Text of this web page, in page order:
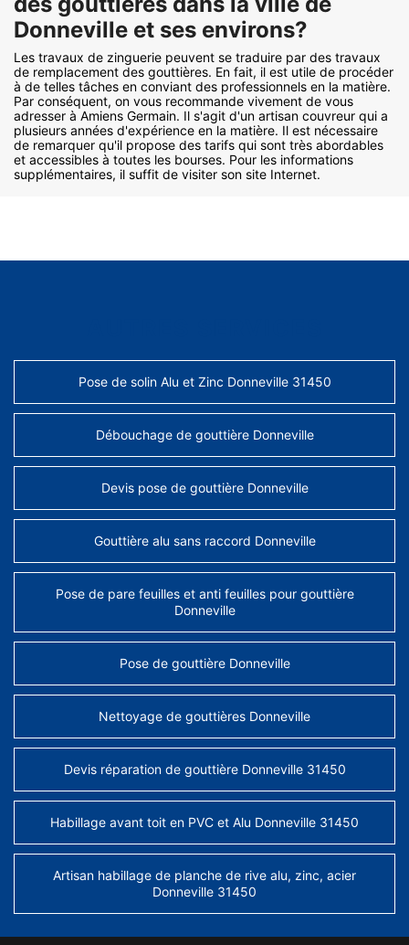
Donneville et ses environs?
Les travaux de zinguerie peuvent se traduire par des travaux
de remplacement des gouttières. En fait, il est utile de procéder
à de telles tâches en conviant des professionnels en la matière.
Par conséquent, on vous recommande vivement de vous
adresser à Amiens Germain. Il s'agit d'un artisan couvreur qui a
plusieurs années d'expérience en la matière. Il est nécessaire
de remarquer qu'il propose des tarifs qui sont très abordables
et accessibles à toutes les bourses. Pour les informations
supplémentaires, il suffit de visiter son site Internet.
Pose de solin Alu et Zinc Donneville 31450
Débouchage de gouttière Donneville
Devis pose de gouttière Donneville
Gouttière alu sans raccord Donneville
Pose de pare feuilles et anti feuilles pour gouttière
Donneville
Pose de gouttière Donneville
Nettoyage de gouttières Donneville
Devis réparation de gouttière Donneville 31450
Habillage avant toit en PVC et Alu Donneville 31450
Artisan habillage de planche de rive alu, zinc, acier
Donneville 31450